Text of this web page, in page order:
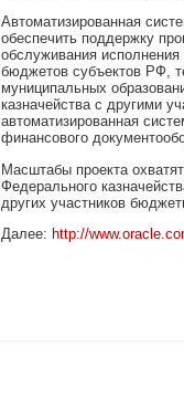
Автоматизированная
обеспечить поддержку
обслуживания
бюджетов субъектов РФ,
муниципальных
казначейства с другими
автоматизированная
финансового
Масштабы проекта
Федерального
других участников
Далее: http://